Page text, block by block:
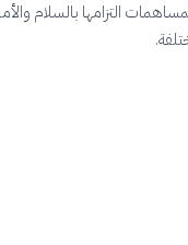
التزامها بالسلام